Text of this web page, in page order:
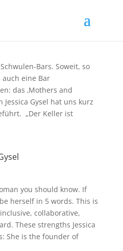
Bars. Soweit, so
auch eine Bar
das ‚Mothers and
Gysel hat uns kurz
„Der Keller ist
you should know. If
herself in 5 words. This is
collaborative,
These strengths Jessica
She is the founder of